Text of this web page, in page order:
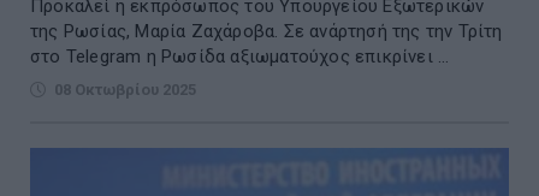
Προκαλεί η εκπρόσωπος του Υπουργείου Εξωτερικών
της Ρωσίας, Μαρία Ζαχάροβα. Σε ανάρτησή της την Τρίτη
στο Telegram η Ρωσίδα αξιωματούχος επικρίνει ...
08 Οκτωβρίου 2025